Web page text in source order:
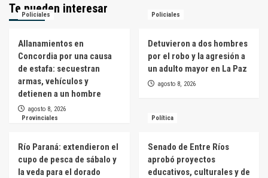
Te pueden interesar
Policiales
Allanamientos en
Concordia por una causa
de estafa: secuestran
armas, vehículos y
detienen a un hombre
agosto 8, 2026
Policiales
Detuvieron a dos hombres
por el robo y la agresión a
un adulto mayor en La Paz
agosto 8, 2026
Provinciales
Río Paraná: extendieron el
cupo de pesca de sábalo y
la veda para el dorado
Política
Senado de Entre Ríos
aprobó proyectos
educativos, culturales y de